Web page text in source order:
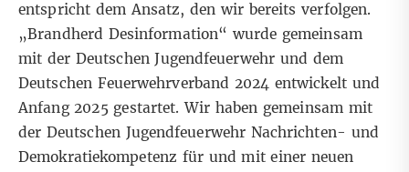
entspricht dem Ansatz, den wir bereits verfolgen.
„Brandherd Desinformation“ wurde gemeinsam
mit der Deutschen Jugendfeuerwehr und dem
Deutschen Feuerwehrverband 2024 entwickelt und
Anfang 2025 gestartet. Wir haben gemeinsam mit
der Deutschen Jugendfeuerwehr Nachrichten- und
Demokratiekompetenz für und mit einer neuen